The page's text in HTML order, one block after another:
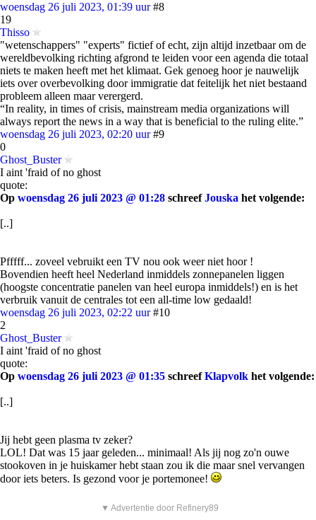
woensdag 26 juli 2023, 01:39 uur #8
19
Thisso
"wetenschappers" "experts" fictief of echt, zijn altijd inzetbaar om de
wereldbevolking richting afgrond te leiden voor een agenda die totaal
niets te maken heeft met het klimaat. Gek genoeg hoor je nauwelijk
iets over overbevolking door immigratie dat feitelijk het niet bestaand
probleem alleen maar verergerd.
“In reality, in times of crisis, mainstream media organizations will
always report the news in a way that is beneficial to the ruling elite.”
woensdag 26 juli 2023, 02:20 uur #9
0
Ghost_Buster
I aint 'fraid of no ghost
quote:
Op woensdag 26 juli 2023 @ 01:28 schreefJouska het volgende:
[..]
Pfffff... zoveel vebruikt een TV nou ook weer niet hoor !
Bovendien heeft heel Nederland inmiddels zonnepanelen liggen
(hoogste concentratie panelen van heel europa inmiddels!) en is het
verbruik vanuit de centrales tot een all-time low gedaald!
woensdag 26 juli 2023, 02:22 uur #10
2
Ghost_Buster
I aint 'fraid of no ghost
quote:
Op woensdag 26 juli 2023 @ 01:35 schreefKlapvolk het volgende:
[..]
Jij hebt geen plasma tv zeker?
LOL! Dat was 15 jaar geleden... minimaal! Als jij nog zo'n ouwe
stookoven in je huiskamer hebt staan zou ik die maar snel vervangen
door iets beters. Is gezond voor je portemonee!
▼ Advertentie door Refinery89